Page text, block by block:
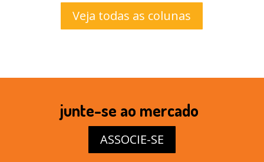
Veja todas as colunas
junte-se ao mercado
ASSOCIE-SE